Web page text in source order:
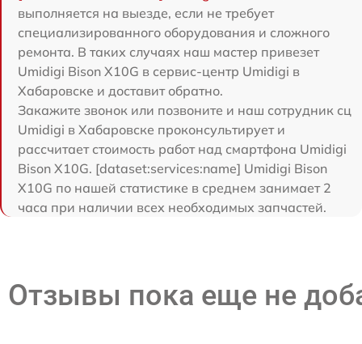
выполняется на выезде, если не требует
специализированного оборудования и сложного
ремонта. В таких случаях наш мастер привезет
Umidigi Bison X10G в сервис-центр Umidigi в
Хабаровске и доставит обратно.
Закажите звонок или позвоните и наш сотрудник сц
Umidigi в Хабаровске проконсультирует и
рассчитает стоимость работ над смартфона Umidigi
Bison X10G. [dataset:services:name] Umidigi Bison
X10G по нашей статистике в среднем занимает 2
часа при наличии всех необходимых запчастей.
Отзывы пока еще не